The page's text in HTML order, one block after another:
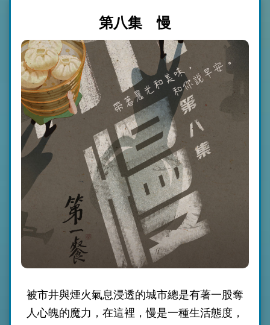
第八集 慢
被市井與煙火氣息浸透的城市總是有著一股奪
人心魄的魔力，在這裡，慢是一種生活態度，